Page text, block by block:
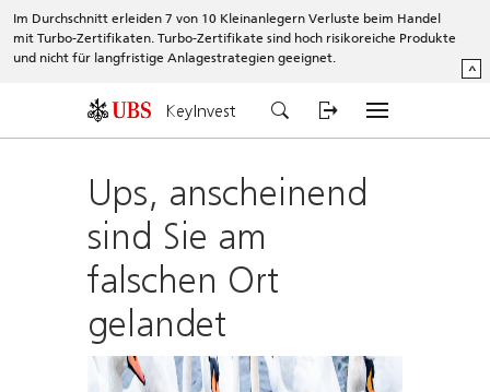
Im Durchschnitt erleiden 7 von 10 Kleinanlegern Verluste beim Handel
mit Turbo-Zertifikaten. Turbo-Zertifikate sind hoch risikoreiche Produkte
und nicht für langfristige Anlagestrategien geeignet.
^
KeyInvest
Ups, anscheinend
sind Sie am
falschen Ort
gelandet